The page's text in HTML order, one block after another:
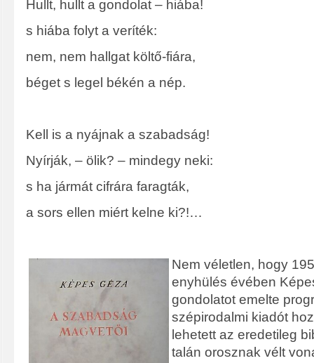
Hullt, hullt a gondolat – hiába!
s hiába folyt a veríték:
nem, nem hallgat költő-fiára,
béget s legel békén a nép.
Kell is a nyájnak a szabadság!
Nyírják, – ölik? – mindegy neki:
s ha jármát cifrára faragták,
a sors ellen miért kelne ki?!…
Nem véletlen, hogy
enyhülés évében
gondolatot emelte
szépirodalmi kiadót
lehetett az eredetileg
talán orosznak vélt